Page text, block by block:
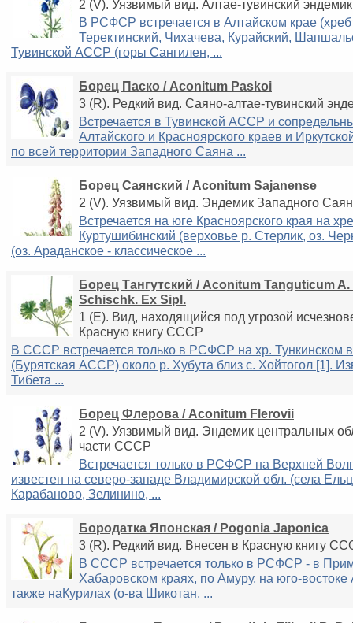
2 (V). Уязвимый вид. Алтае-тувинский
В РСФСР встречается в Алтайском крае
Теректинский, Чихачева, Курайский,
Тувинской АССР (горы Сангилен, ...
Борец Паско / Aconitum Paskoi
3 (R). Редкий вид. Саяно-алтае-тувинский
Встречается в Тувинской АССР и
Алтайского и Красноярского краев и
по всей территории Западного Саяна ...
Борец Саянский / Aconitum Sajanense
2 (V). Уязвимый вид. Эндемик Западного
Встречается на юге Красноярского края на
Куртушибинский (верховье р. Стерлик, оз.
(оз. Араданское - классическое ...
Борец Тангутский / Aconitum Tanguticum
Schischk. Ex Sipl.
1 (E). Вид, находящийся под угрозой
Красную книгу СССР
В СССР встречается только в РСФСР на хр. Тункинском
(Бурятская АССР) около р. Хубута близ с. Хойтогол [1].
Тибета ...
Борец Флерова / Aconitum Flerovii
2 (V). Уязвимый вид. Эндемик центральных
части СССР
Встречается только в РСФСР на Верхней
известен на северо-западе Владимирской обл. (села
Карабаново, Зелинино, ...
Бородатка Японская / Pogonia Japonica
3 (R). Редкий вид. Внесен в Красную книгу
В СССР встречается только в РСФСР - в
Хабаровском краях, по Амуру, на юго-востоке
также наКурилах (о-ва Шикотан, ...